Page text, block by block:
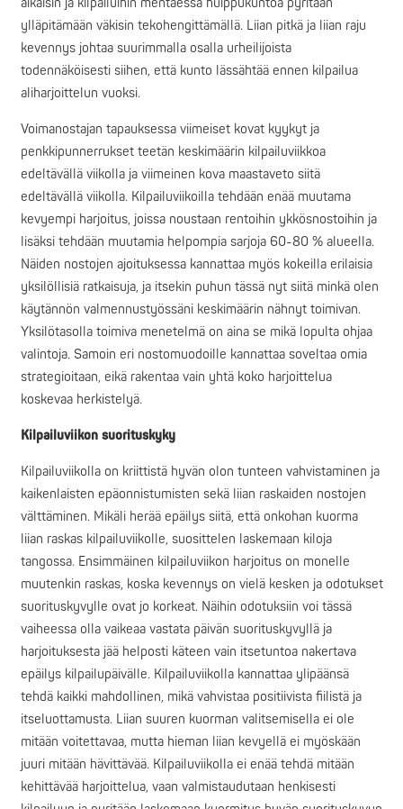
aikaisin ja kilpailuihin mentäessä huippukuntoa pyritään
ylläpitämään väkisin tekohengittämällä. Liian pitkä ja liian raju
kevennys johtaa suurimmalla osalla urheilijoista
todennäköisesti siihen, että kunto lässähtää ennen kilpailua
aliharjoittelun vuoksi.
Voimanostajan tapauksessa viimeiset kovat kyykyt ja
penkkipunnerrukset teetän keskimäärin kilpailuviikkoa
edeltävällä viikolla ja viimeinen kova maastaveto siitä
edeltävällä viikolla. Kilpailuviikoilla tehdään enää muutama
kevyempi harjoitus, joissa noustaan rentoihin ykkösnostoihin ja
lisäksi tehdään muutamia helpompia sarjoja 60-80 % alueella.
Näiden nostojen ajoituksessa kannattaa myös kokeilla erilaisia
yksilöllisiä ratkaisuja, ja itsekin puhun tässä nyt siitä minkä olen
käytännön valmennustyössäni keskimäärin nähnyt toimivan.
Yksilötasolla toimiva menetelmä on aina se mikä lopulta ohjaa
valintoja. Samoin eri nostomuodoille kannattaa soveltaa omia
strategioitaan, eikä rakentaa vain yhtä koko harjoittelua
koskevaa herkistelyä.
Kilpailuviikon suorituskyky
Kilpailuviikolla on kriittistä hyvän olon tunteen vahvistaminen ja
kaikenlaisten epäonnistumisten sekä liian raskaiden nostojen
välttäminen. Mikäli herää epäilys siitä, että onkohan kuorma
liian raskas kilpailuviikolle, suosittelen laskemaan kiloja
tangossa. Ensimmäinen kilpailuviikon harjoitus on monelle
muutenkin raskas, koska kevennys on vielä kesken ja odotukset
suorituskyvylle ovat jo korkeat. Näihin odotuksiin voi tässä
vaiheessa olla vaikeaa vastata päivän suorituskyvyllä ja
harjoituksesta jää helposti käteen vain itsetuntoa nakertava
epäilys kilpailupäivälle. Kilpailuviikolla kannattaa ylipäänsä
tehdä kaikki mahdollinen, mikä vahvistaa positiivista fiilistä ja
itseluottamusta. Liian suuren kuorman valitsemisella ei ole
mitään voitettavaa, mutta hieman liian kevyellä ei myöskään
juuri mitään hävittävää. Kilpailuviikolla ei enää tehdä mitään
kehittävää harjoittelua, vaan valmistaudutaan henkisesti